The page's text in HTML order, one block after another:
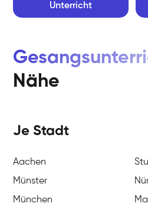
Unterricht
Nähe
Je Stadt
Aachen
Münster
München